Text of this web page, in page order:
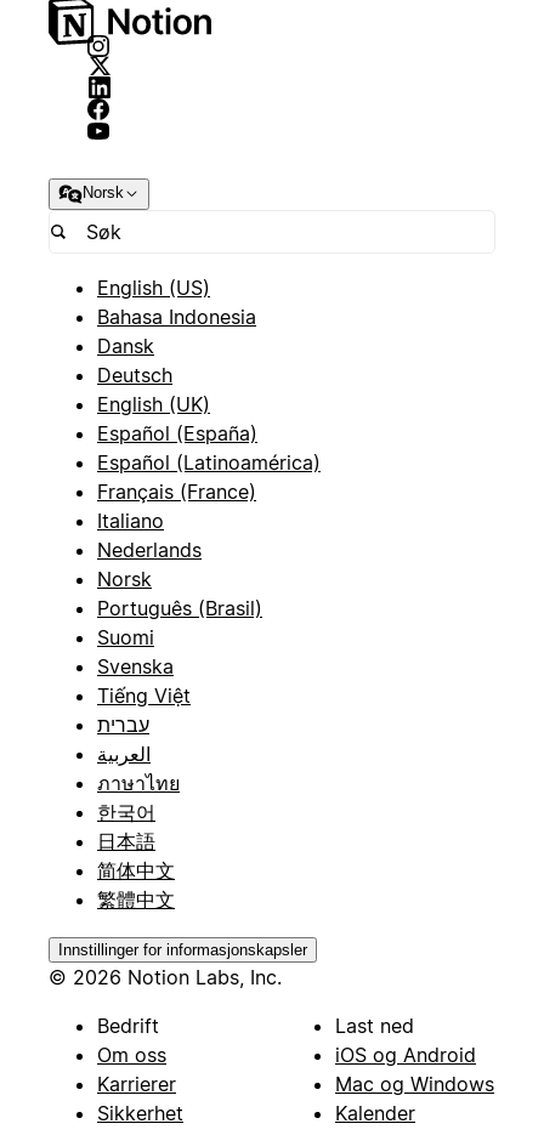
Norsk
English (US)
Bahasa Indonesia
Dansk
Deutsch
English (UK)
Español (España)
Español (Latinoamérica)
Français (France)
Italiano
Nederlands
Norsk
Português (Brasil)
Suomi
Svenska
Tiếng Việt
עברית
العربية
ภาษาไทย
한국어
日本語
简体中文
繁體中文
Innstillinger for informasjonskapsler
© 2026 Notion Labs, Inc.
Bedrift
Om oss
Karrierer
Sikkerhet
Last ned
iOS og Android
Mac og Windows
Kalender